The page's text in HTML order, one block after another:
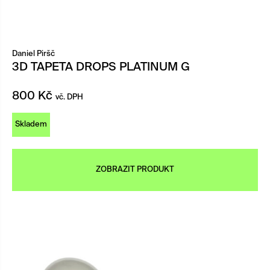
Daniel Piršč
3D TAPETA DROPS PLATINUM G
800 Kč vč. DPH
Skladem
ZOBRAZIT PRODUKT